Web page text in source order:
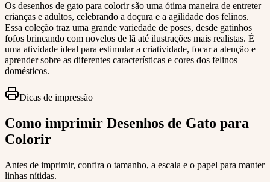
Os desenhos de gato para colorir são uma ótima maneira de entreter
crianças e adultos, celebrando a doçura e a agilidade dos felinos.
Essa coleção traz uma grande variedade de poses, desde gatinhos
fofos brincando com novelos de lã até ilustrações mais realistas. É
uma atividade ideal para estimular a criatividade, focar a atenção e
aprender sobre as diferentes características e cores dos felinos
domésticos.
Dicas de impressão
Como imprimir Desenhos de Gato para
Colorir
Antes de imprimir, confira o tamanho, a escala e o papel para manter
linhas nítidas.